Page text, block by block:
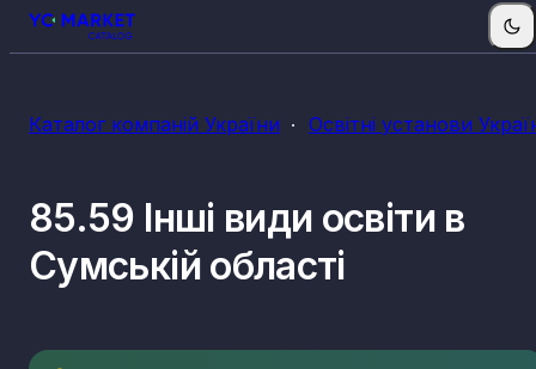
Каталог компаній України Освітні установи
85.59 Інші види освіти в
Сумській області